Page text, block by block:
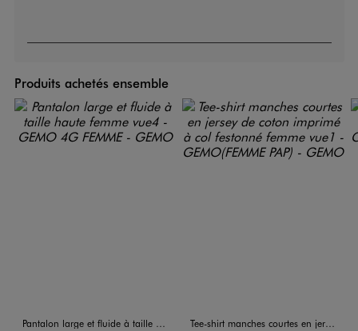
Produits achetés ensemble
Pantalon large et fluide à taille haute femme Tee-shirt manches courtes en jersey de coton imprimé à col festonné femme